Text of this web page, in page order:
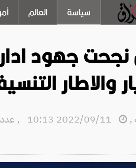
سياسة العالم
جهود
والاطار
,
, عدد